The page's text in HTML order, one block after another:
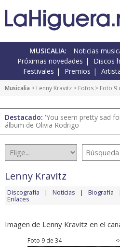
MUSICALIA: Noticias
Próximas novedades
Discos
Festivales
Premios
Musicalia > Lenny Kravitz > Fotos > Foto 9
Destacado: 'You seem pretty sad
álbum de Olivia Rodrigo
Lenny Kravitz
Discografía Noticias Biografía
Enlaces
Imagen de Lenny Kravitz en el
Foto 9 de 34